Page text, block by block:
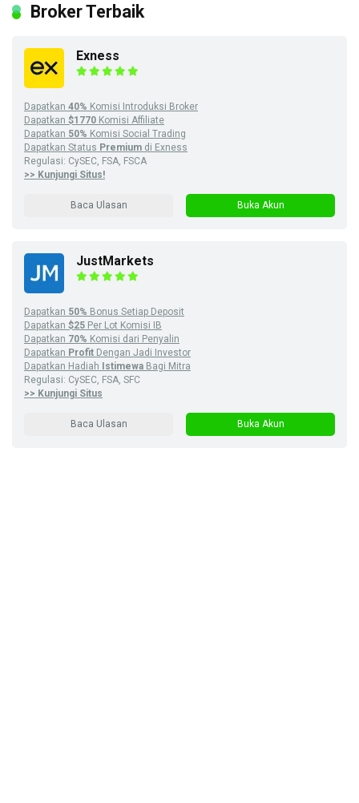
Broker Terbaik
Exness
Dapatkan 40% Komisi Introduksi Broker
Dapatkan $1770 Komisi Affiliate
Dapatkan 50% Komisi Social Trading
Dapatkan Status Premium di Exness
Regulasi: CySEC, FSA, FSCA
>> Kunjungi Situs!
Baca Ulasan Buka Akun
JustMarkets
Dapatkan 50% Bonus Setiap Deposit
Dapatkan $25 Per Lot Komisi IB
Dapatkan 70% Komisi dari Penyalin
Dapatkan Profit Dengan Jadi Investor
Dapatkan Hadiah Istimewa Bagi Mitra
Regulasi: CySEC, FSA, SFC
>> Kunjungi Situs
Baca Ulasan Buka Akun